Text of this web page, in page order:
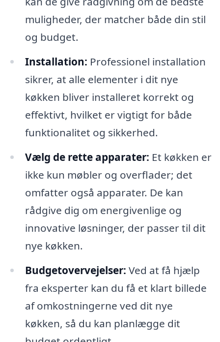
muligheder, der matcher både din stil
og budget.
Installation: Professionel installation
sikrer, at alle elementer i dit nye
køkken bliver installeret korrekt og
effektivt, hvilket er vigtigt for både
funktionalitet og sikkerhed.
Vælg de rette apparater: Et køkken er
ikke kun møbler og overflader; det
omfatter også apparater. De kan
rådgive dig om energivenlige og
innovative løsninger, der passer til dit
nye køkken.
Budgetovervejelser: Ved at få hjælp
fra eksperter kan du få et klart billede
af omkostningerne ved dit nye
køkken, så du kan planlægge dit